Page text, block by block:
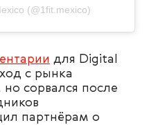
(@1fit.mexico)
для Digital
с рынка
сорвался после
партнёрам о